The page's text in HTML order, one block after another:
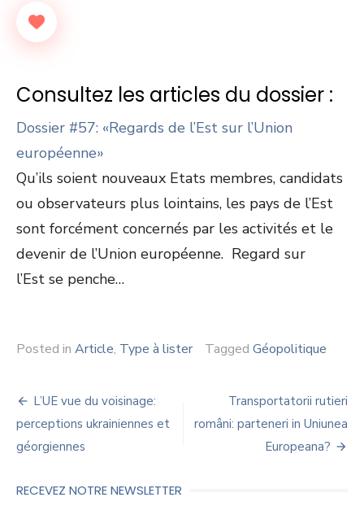
Consultez les articles du dossier :
Dossier #57: «Regards de l’Est sur l’Union
européenne»
Qu’ils soient nouveaux Etats membres, candidats
ou observateurs plus lointains, les pays de l’Est
sont forcément concernés par les activités et le
devenir de l’Union européenne. Regard sur
l’Est se penche…
Posted in Article, Type à lister Tagged Géopolitique
Navigation
de
l’article
L’UE vue du voisinage:
perceptions ukrainiennes et
géorgiennes
Transportatorii rutieri
români: parteneri in Uniunea
Europeana?
RECEVEZ NOTRE NEWSLETTER